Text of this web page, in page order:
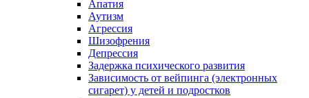
Апатия
Аутизм
Агрессия
Шизофрения
Депрессия
Задержка психического развития
Зависимость от вейпинга (электронных
сигарет) у детей и подростков